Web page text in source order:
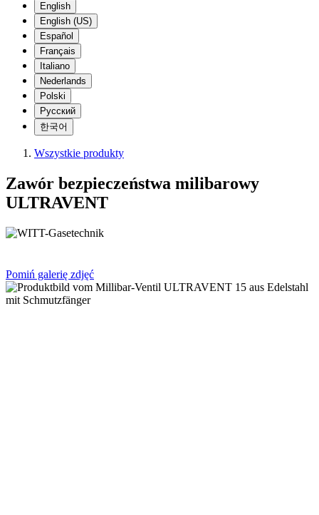
English
English (US)
Español
Français
Italiano
Nederlands
Polski
Русский
한국어
Wszystkie produkty
Zawór bezpieczeństwa milibarowy
ULTRAVENT
Pomiń galerię zdjęć